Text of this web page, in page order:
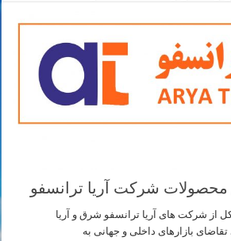
شرکت آریا ترانسفو
از شرکت های آریا ترانسفو شرق و آریا
بازارهای داخلی و جهانی به